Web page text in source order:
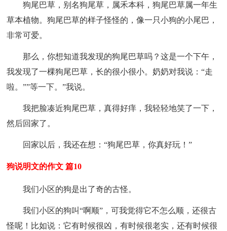
狗尾巴草，别名狗尾草，属禾本科，狗尾巴草属一年生
草本植物。狗尾巴草的样子怪怪的，像一只小狗的小尾巴，
非常可爱。
那么，你想知道我发现的狗尾巴草吗？这是一个下午，
我发现了一棵狗尾巴草，长的很小很小。奶奶对我说：“走
啦。””等一下。”我说。
我把脸凑近狗尾巴草，真得好痒，我轻轻地笑了一下，
然后回家了。
回家以后，我还在想：“狗尾巴草，你真好玩！”
狗说明文的作文 篇10
我们小区的狗是出了奇的古怪。
我们小区的狗叫“啊顺”，可我觉得它不怎么顺，还很古
怪呢！比如说：它有时候很凶，有时候很老实，还有时候很